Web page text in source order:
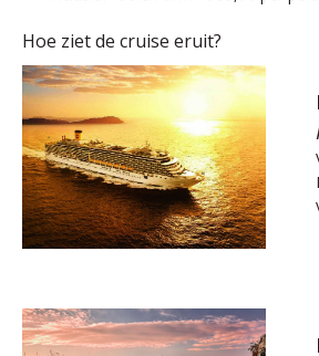
Hoe ziet de cruise eruit?